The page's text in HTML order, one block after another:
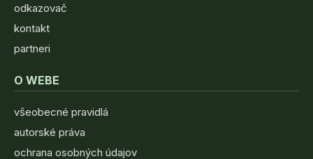
odkazovač
kontakt
partneri
O WEBE
všeobecné pravidlá
autorské práva
ochrana osobných údajov